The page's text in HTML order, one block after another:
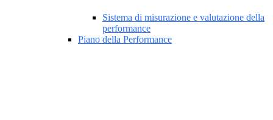
Sistema di misurazione e valutazione della
performance
Piano della Performance